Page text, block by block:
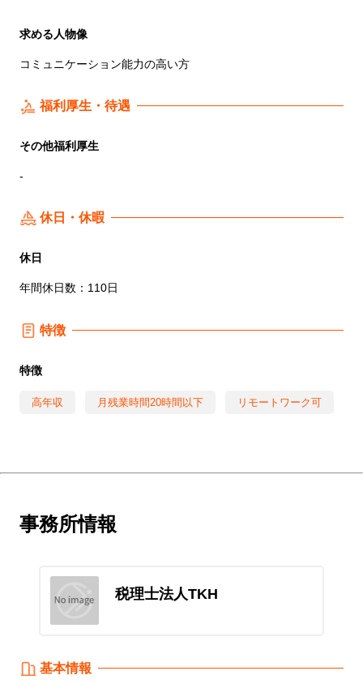
求める人物像
コミュニケーション能力の高い方
福利厚生・待遇
その他福利厚生
-
休日・休暇
休日
年間休日数：110日
特徴
特徴
高年収 月残業時間20時間以下 リモートワーク可
事務所情報
税理士法人TKH
基本情報